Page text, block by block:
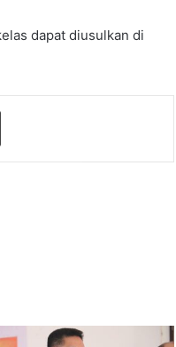
dapat diusulkan di
Print